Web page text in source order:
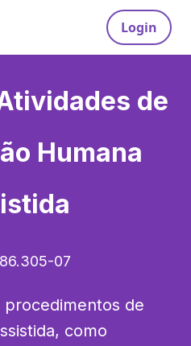
Login
de
Humana
86.305-07
procedimentos de
como